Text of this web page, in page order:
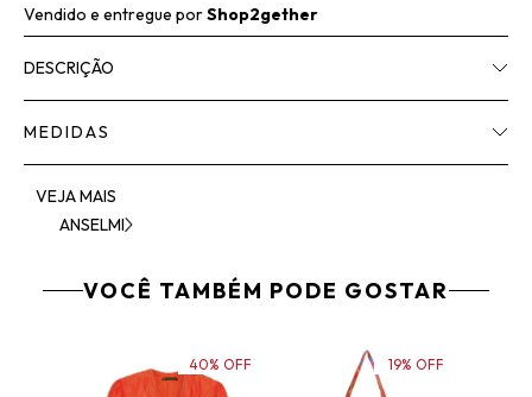
Vendido e entregue porShop2gether
DESCRIÇÃO
MEDIDAS
VEJA MAIS
ANSELMI
VOCÊ TAMBÉM PODE GOSTAR
40% OFF 19% OFF